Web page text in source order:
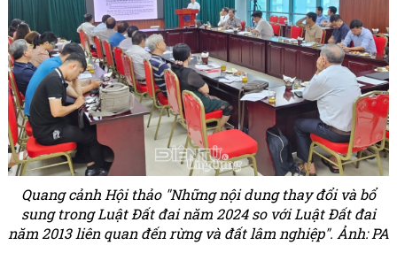
Quang cảnh Hội thảo "Những nội dung thay đổi và bổ
sung trong Luật Đất đai năm 2024 so với Luật Đất đai
năm 2013 liên quan đến rừng và đất lâm nghiệp". Ảnh: PA